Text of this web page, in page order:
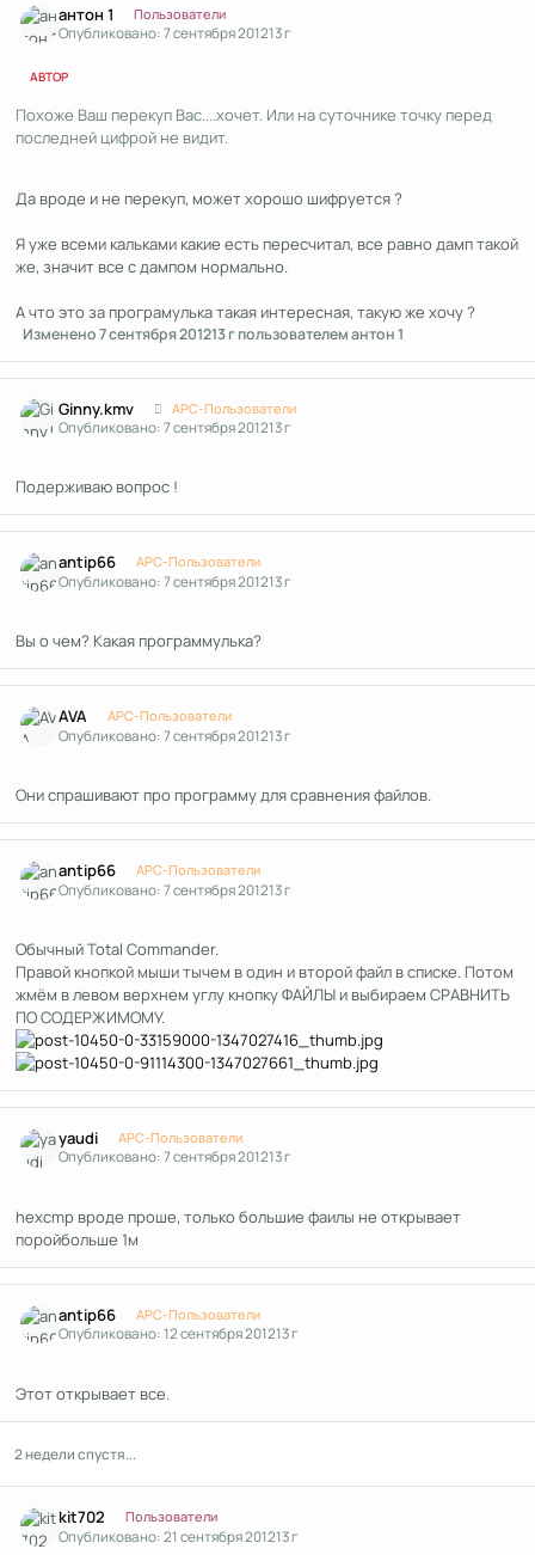
антон 1 Пользователи
Опубликовано:7 сентября 201213 г
АВТОР
Похоже Ваш перекуп Вас....хочет. Или на суточнике точку перед
последней цифрой не видит.
Да вроде и не перекуп, может хорошо шифруется ?
Я уже всеми кальками какие есть пересчитал, все равно дамп такой
же, значит все с дампом нормально.
А что это за програмулька такая интересная, такую же хочу ?
Изменено7 сентября 201213 гпользователем антон 1
Ginny.kmv APC-Пользователи
Опубликовано:7 сентября 201213 г
Подерживаю вопрос !
antip66 APC-Пользователи
Опубликовано:7 сентября 201213 г
Вы о чем? Какая программулька?
AVA APC-Пользователи
Опубликовано:7 сентября 201213 г
Они спрашивают про программу для сравнения файлов.
antip66 APC-Пользователи
Опубликовано:7 сентября 201213 г
Обычный Total Commander.
Правой кнопкой мыши тычем в один и второй файл в списке. Потом
жмём в левом верхнем углу кнопку ФАЙЛЫ и выбираем СРАВНИТЬ
ПО СОДЕРЖИМОМУ.
yaudi APC-Пользователи
Опубликовано:7 сентября 201213 г
hexcmp вроде проше, только большие фаилы не открывает
поройбольше 1м
antip66 APC-Пользователи
Опубликовано:12 сентября 201213 г
Этот открывает все.
2 недели спустя...
kit702 Пользователи
Опубликовано:21 сентября 201213 г